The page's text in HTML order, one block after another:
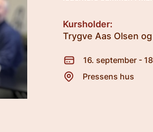
Kursholder:
Trygve Aas Olsen
16. september -
Pressens hus